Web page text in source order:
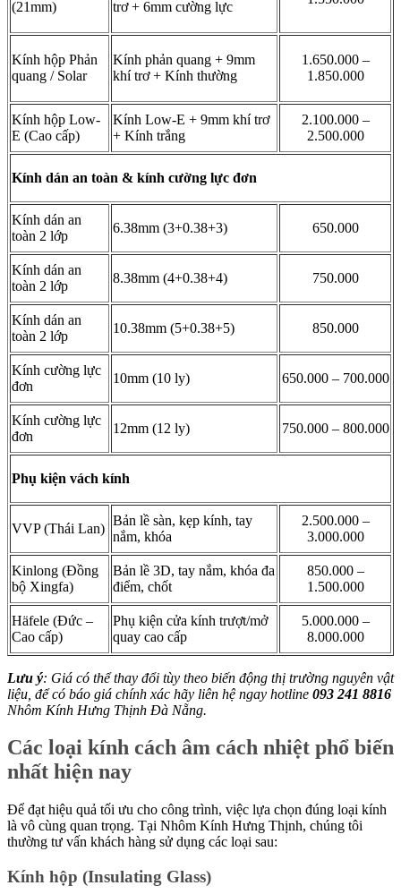
(21mm) trơ + 6mm cường lực
Kính hộp Phản
quang / Solar
Kính phản quang + 9mm
khí trơ + Kính thường
1.650.000 –
1.850.000
Kính hộp Low-
E (Cao cấp)
Kính Low-E + 9mm khí trơ
+ Kính trắng
2.100.000 –
2.500.000
Kính dán an toàn & kính cường lực đơn
Kính dán an
toàn 2 lớp
6.38mm (3+0.38+3) 650.000
Kính dán an
toàn 2 lớp
8.38mm (4+0.38+4) 750.000
Kính dán an
toàn 2 lớp
10.38mm (5+0.38+5) 850.000
Kính cường lực
đơn
10mm (10 ly) 650.000 – 700.000
Kính cường lực
đơn
12mm (12 ly) 750.000 – 800.000
Phụ kiện vách kính
VVP (Thái Lan)
Bản lề sàn, kẹp kính, tay
nắm, khóa
2.500.000 –
3.000.000
Kinlong (Đồng
bộ Xingfa)
Bản lề 3D, tay nắm, khóa đa
điểm, chốt
850.000 –
1.500.000
Häfele (Đức –
Cao cấp)
Phụ kiện cửa kính trượt/mở
quay cao cấp
5.000.000 –
8.000.000
Lưu ý: Giá có thể thay đổi tùy theo biến động thị trường nguyên vật
liệu, để có báo giá chính xác hãy liên hệ ngay hotline 093 241 8816
Nhôm Kính Hưng Thịnh Đà Nẵng.
Các loại kính cách âm cách nhiệt phổ biến
nhất hiện nay
Để đạt hiệu quả tối ưu cho công trình, việc lựa chọn đúng loại kính
là vô cùng quan trọng. Tại Nhôm Kính Hưng Thịnh, chúng tôi
thường tư vấn khách hàng sử dụng các loại sau:
Kính hộp (Insulating Glass)